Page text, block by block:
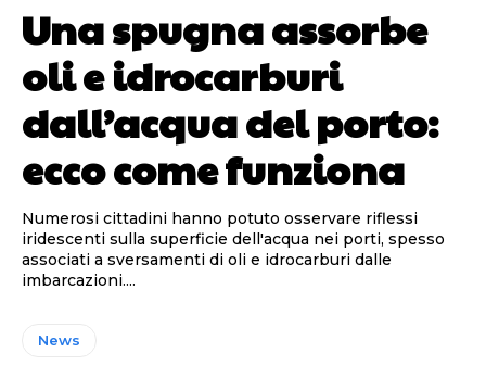
Una spugna assorbe
oli e idrocarburi
dall’acqua del porto:
ecco come funziona
Numerosi cittadini hanno potuto osservare riflessi
iridescenti sulla superficie dell'acqua nei porti, spesso
associati a sversamenti di oli e idrocarburi dalle
imbarcazioni....
News